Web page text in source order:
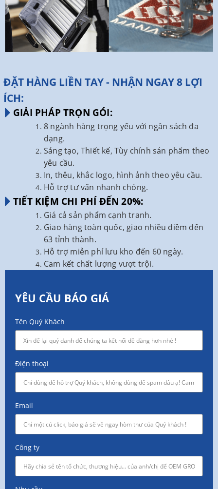
ĐẶT HÀNG LIỀN TAY - NHẬN NGAY 8 LỢI
ÍCH:
GIẢI PHÁP TRỌN GÓI:
8 ngành hàng trọng yếu với ngân sách đa
dạng.
Sáng tạo, Thiết kế, Tùy chỉnh sản phẩm theo
yêu cầu.
In, thêu, khắc logo, hình ảnh theo yêu cầu.
Hỗ trợ tư vấn nhanh chóng.
TIẾT KIỆM CHI PHÍ ĐẾN 20%:
Giá cả sản phẩm cạnh tranh.
Giao hàng toàn quốc, giao nhiều điềm đến
63 tỉnh thành.
Hỗ trợ miễn phí lưu kho đến 60 ngày.
Cam kết chất lượng vượt trội.
YÊU CẦU BÁO GIÁ
Tên Quý Khách
Điện thoại
Email
Công ty